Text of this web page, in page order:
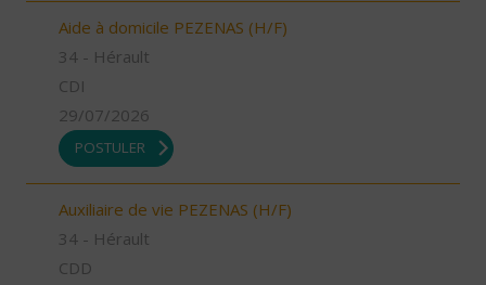
Aide à domicile PEZENAS (H/F)
34 - Hérault
CDI
29/07/2026
POSTULER
Auxiliaire de vie PEZENAS (H/F)
34 - Hérault
CDD